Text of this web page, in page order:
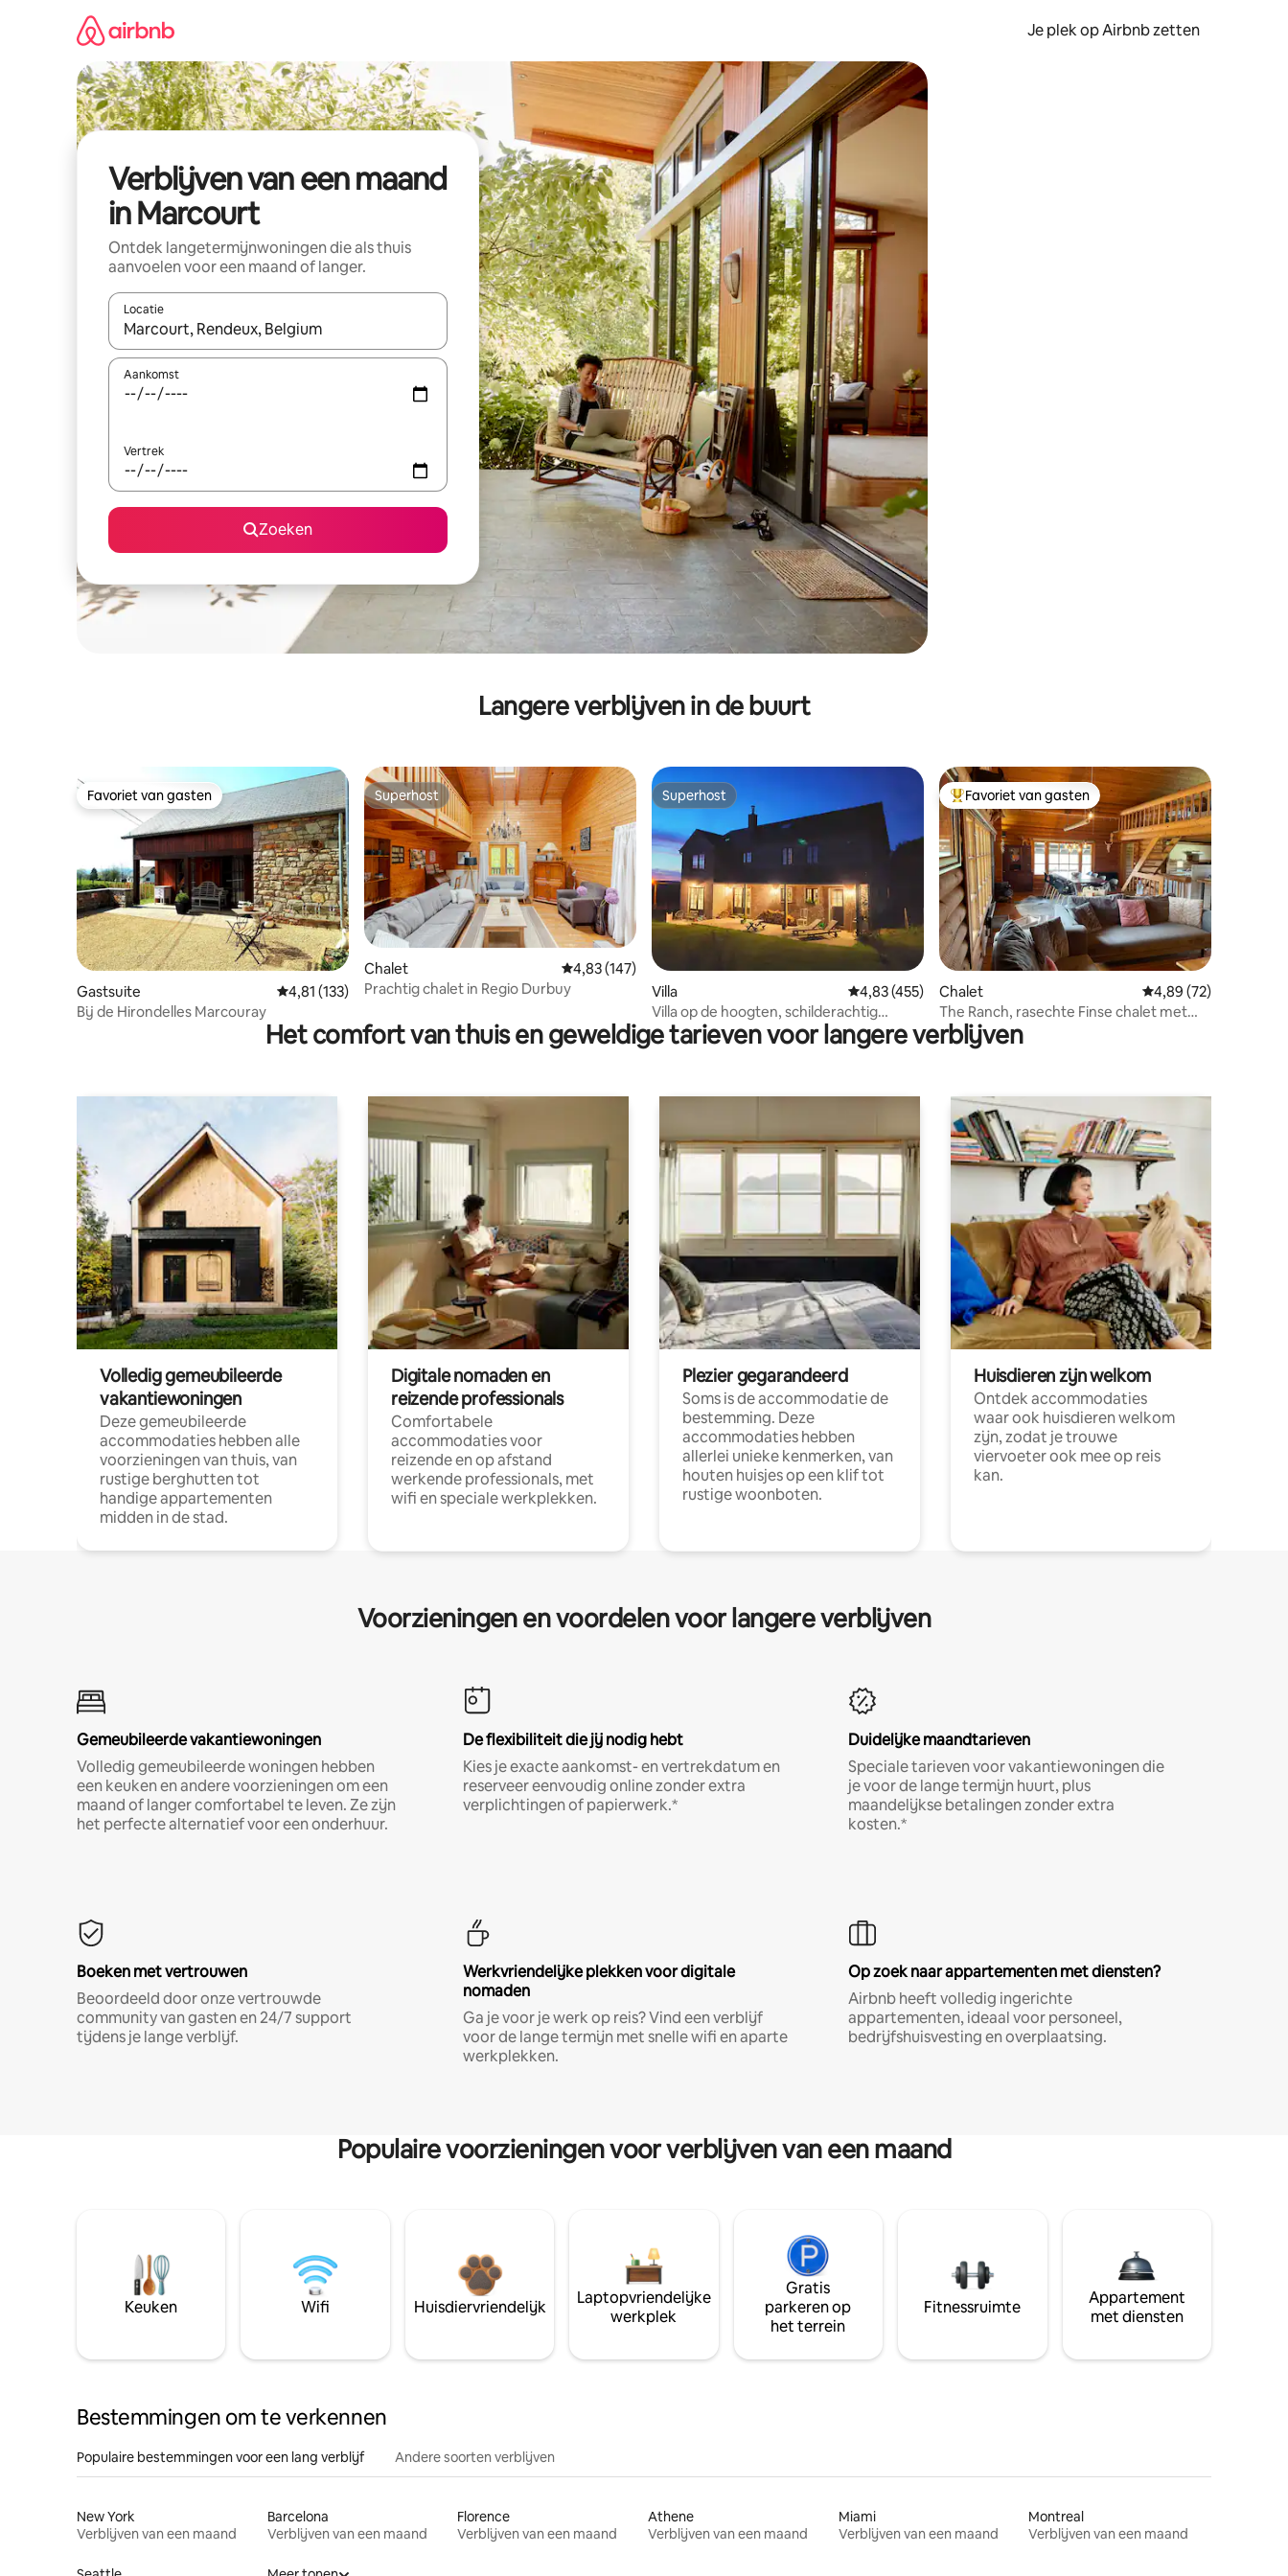
Je plek op Airbnb zetten
Verblijven van een maand
in Marcourt
Ontdek langetermijnwoningen die als thuis
aanvoelen voor een maand of langer.
Locatie
Wanneer er resultaten beschikbaar zijn, maak je een keuze met je de pijltjestoetsen omhoog en omlaag, óf door te tikken of swipen.
Aankomst
Vertrek
Zoeken
Langere verblijven in de buurt
Favoriet van gasten
Favoriet van gasten
Gastsuite Gemiddelde beoordeling van 4,81 op 5, 133 recensies
4,81 (133)
Bij de Hirondelles Marcouray
Superhost
Superhost
Chalet Gemiddelde beoordeling van 4,83 op 5, 147 recensies
4,83 (147)
Prachtig chalet in Regio Durbuy
Superhost
Superhost
Villa Gemiddelde beoordeling van 4,83 op 5, 455 recensies
4,83 (455)
Villa op de hoogten, schilderachtig
uitzicht en open vuur
Topfavoriet van gasten
Favoriet van gasten
Chalet Gemiddelde
4,89 (72)
The Ranch, rasechte Finse chalet met
mooi uitzicht
Het comfort van thuis en geweldige tarieven voor langere verblijven
Volledig gemeubileerde
vakantiewoningen
Deze gemeubileerde
accommodaties hebben alle
voorzieningen van thuis, van
rustige berghutten tot
handige appartementen
midden in de stad.
Digitale nomaden en
reizende professionals
Comfortabele
accommodaties voor
reizende en op afstand
werkende professionals, met
wifi en speciale werkplekken.
Plezier gegarandeerd
Soms is de accommodatie de
bestemming. Deze
accommodaties hebben
allerlei unieke kenmerken, van
houten huisjes op een klif tot
rustige woonboten.
Huisdieren zijn welkom
Ontdek accommodaties
waar ook huisdieren welkom
zijn, zodat je trouwe
viervoeter ook mee op reis
kan.
Voorzieningen en voordelen voor langere verblijven
Gemeubileerde vakantiewoningen
Volledig gemeubileerde woningen hebben
een keuken en andere voorzieningen om een
maand of langer comfortabel te leven. Ze zijn
het perfecte alternatief voor een onderhuur.
De flexibiliteit die jij nodig hebt
Kies je exacte aankomst- en vertrekdatum en
reserveer eenvoudig online zonder extra
verplichtingen of papierwerk.*
Duidelijke maandtarieven
Speciale tarieven voor vakantiewoningen die
je voor de lange termijn huurt, plus
maandelijkse betalingen zonder extra
kosten.*
Boeken met vertrouwen
Beoordeeld door onze vertrouwde
community van gasten en 24/7 support
tijdens je lange verblijf.
Werkvriendelijke plekken voor digitale
nomaden
Ga je voor je werk op reis? Vind een verblijf
voor de lange termijn met snelle wifi en aparte
werkplekken.
Op zoek naar appartementen met diensten?
Airbnb heeft volledig ingerichte
appartementen, ideaal voor personeel,
bedrijfshuisvesting en overplaatsing.
Populaire voorzieningen voor verblijven van een maand
Keuken Wifi Huisdiervriendelijk
Laptopvriendelijke
werkplek
Gratis
parkeren op
het terrein
Fitnessruimte
Appartement
met diensten
Bestemmingen om te verkennen
Populaire bestemmingen voor een lang verblijf Andere soorten verblijven
New York
Verblijven van een maand
Barcelona
Verblijven van een maand
Florence
Verblijven van een maand
Athene
Verblijven van een maand
Miami
Verblijven van een maand
Montreal
Verblijven van een maand